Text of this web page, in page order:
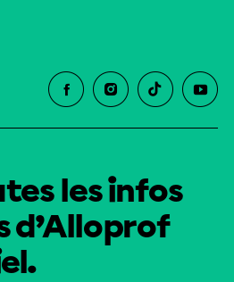
les infos
d’Alloprof